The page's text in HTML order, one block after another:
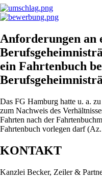
Anforderungen an
ein Fahrtenbuch
Das FG Hamburg hatte u. a.
zum Nachweis des
Fahrten nach der
Fahrtenbuch vorlegen darf
KONTAKT
Kanzlei Becker, Zeiler &